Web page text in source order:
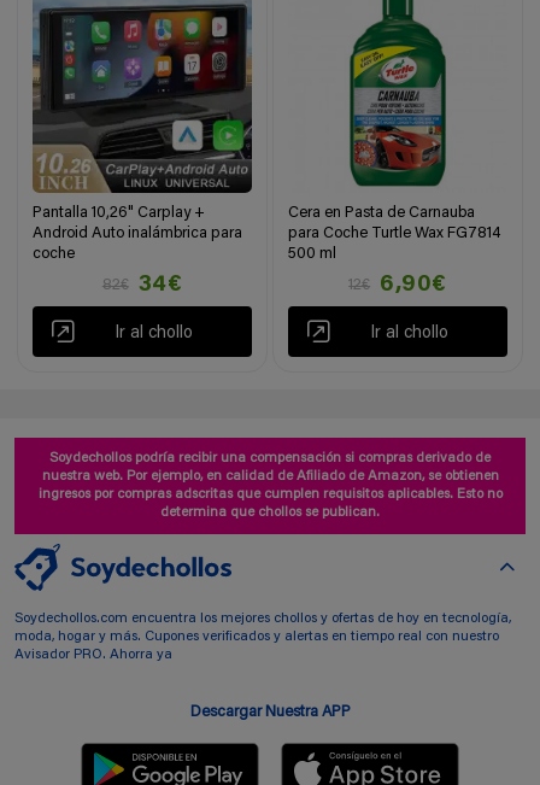
Pantalla 10,26" Carplay +
Android Auto inalámbrica para
coche
82€
34€
Ir al chollo
Cera en Pasta de Carnauba
para Coche Turtle Wax FG7814
500 ml
12€
6,90€
Ir al chollo
Soydechollos podría recibir una compensación si compras derivado de
nuestra web. Por ejemplo, en calidad de Afiliado de Amazon, se obtienen
ingresos por compras adscritas que cumplen requisitos aplicables. Esto no
determina que chollos se publican.
Soydechollos.com encuentra los mejores chollos y ofertas de hoy en tecnología,
moda, hogar y más. Cupones verificados y alertas en tiempo real con nuestro
Avisador PRO. Ahorra ya
Descargar Nuestra APP